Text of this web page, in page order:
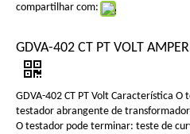
compartilhar com:
GDVA-402 CT PT VOLT
GDVA-402 CT PT Volt Característica
testador abrangente de
O testador pode terminar: teste de